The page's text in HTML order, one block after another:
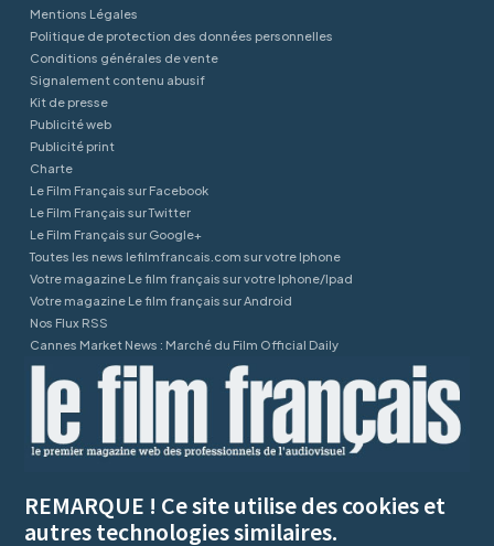
Mentions Légales
Politique de protection des données personnelles
Conditions générales de vente
Signalement contenu abusif
Kit de presse
Publicité web
Publicité print
Charte
Le Film Français sur Facebook
Le Film Français sur Twitter
Le Film Français sur Google+
Toutes les news lefilmfrancais.com sur votre Iphone
Votre magazine Le film français sur votre Iphone/Ipad
Votre magazine Le film français sur Android
Nos Flux RSS
Cannes Market News : Marché du Film Official Daily
REMARQUE ! Ce site utilise des cookies et
autres technologies similaires.